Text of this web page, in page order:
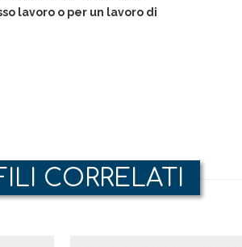
lavoro o per un lavoro di
CORRELATI